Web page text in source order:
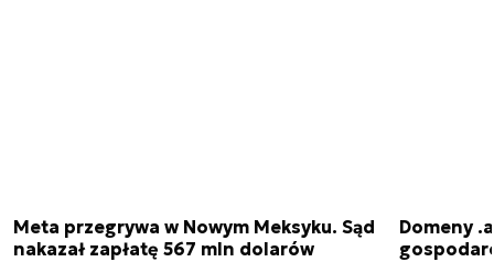
Meta przegrywa w Nowym Meksyku. Sąd
nakazał zapłatę 567 mln dolarów
Domeny